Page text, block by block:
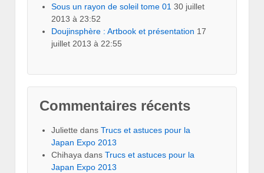
Sous un rayon de soleil tome 01 30 juillet
2013 à 23:52
Doujinsphère : Artbook et présentation 17
juillet 2013 à 22:55
Commentaires récents
Juliette dans Trucs et astuces pour la
Japan Expo 2013
Chihaya dans Trucs et astuces pour la
Japan Expo 2013